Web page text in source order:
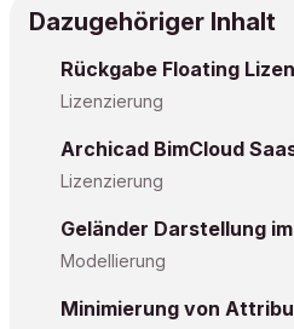
Dazugehöriger Inhalt
Rückgabe Floating
Lizenzierung
Archicad BimCloud
Lizenzierung
Geländer Darstellung
Modellierung
Minimierung von